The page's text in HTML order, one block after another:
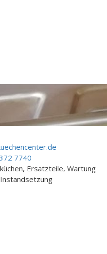
7740
Ersatzteile, Wartung